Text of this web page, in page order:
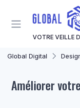
VOTRE VEILLE
Global Digital
Améliorer
Panneau de gestion